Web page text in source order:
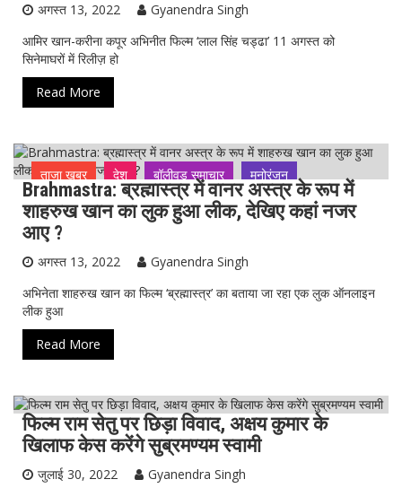
अगस्त 13, 2022
Gyanendra Singh
आमिर खान-करीना कपूर अभिनीत फिल्म ‘लाल सिंह चड्ढा’ 11 अगस्त को
सिनेमाघरों में रिलीज़ हो
Read More
ताजा ख़बर देश बॉलीवुड समाचार
मनोरंजन
मूवी अपडेट
सेलिब्रिटी अपडेट
Brahmastra: ब्रह्मास्त्र में वानर अस्त्र के रूप में
शाहरुख खान का लुक हुआ लीक, देखिए कहां नजर
आए ?
अगस्त 13, 2022
Gyanendra Singh
अभिनेता शाहरुख खान का फिल्म ‘ब्रह्मास्त्र’ का बताया जा रहा एक लुक ऑनलाइन
लीक हुआ
Read More
ताजा ख़बर बॉलीवुड समाचार मनोरंजन
मूवी अपडेट
सेलिब्रिटी अपडेट
फिल्म राम सेतु पर छिड़ा विवाद, अक्षय कुमार के
खिलाफ केस करेंगे सुब्रमण्यम स्वामी
जुलाई 30, 2022
Gyanendra Singh